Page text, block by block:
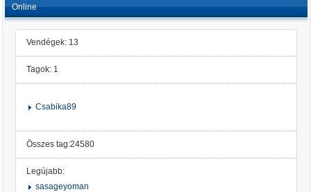
Online
Vendégek: 13
Tagok: 1
Csabika89
Összes tag:24580
Legújabb:
sasageyoman